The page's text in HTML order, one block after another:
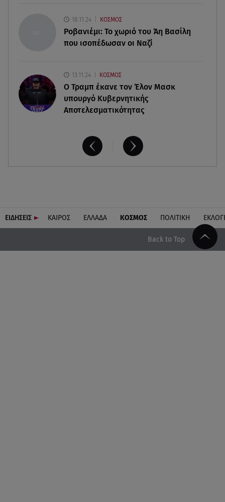
08.08.26 , 14:00
Summer fling: Γιατί να πεις ναι σε έναν
καλοκαιρινό έρωτα
18.11.24 ΚΟΣΜΟΣ
Ροβανιέμι: Το χωριό του Άη Βασίλη
που ισοπέδωσαν οι Ναζί
13.11.24 ΚΟΣΜΟΣ
O Τραμπ έκανε τον Έλον Μασκ
υπουργό Κυβερνητικής
Αποτελεσματικότητας
ΕΙΔΗΣΕΙΣ ΚΑΙΡΟΣ ΕΛΛΑΔΑ ΚΟΣΜΟΣ ΠΟΛΙΤΙΚΗ
Back to Top